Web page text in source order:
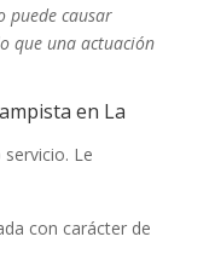
puede causar
que una actuación
en La
Le
con carácter de